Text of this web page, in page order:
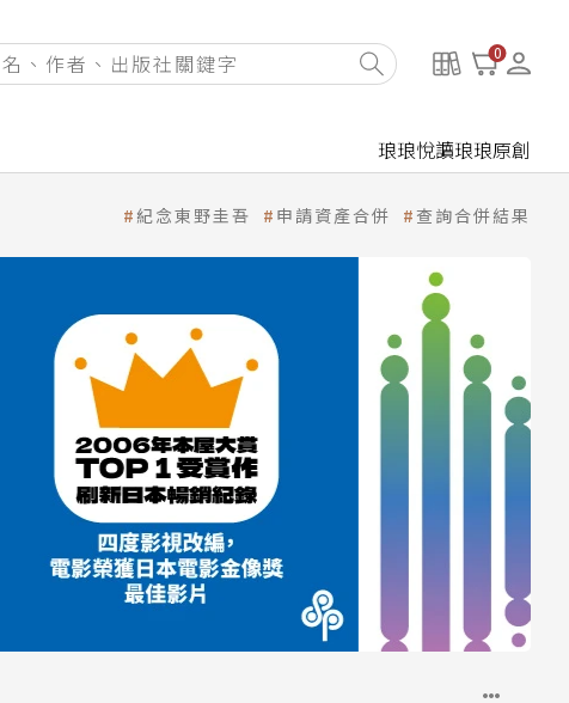
0
琅琅悅讀琅琅原創
紀念東野圭吾 申請資產合併 查詢合併結果